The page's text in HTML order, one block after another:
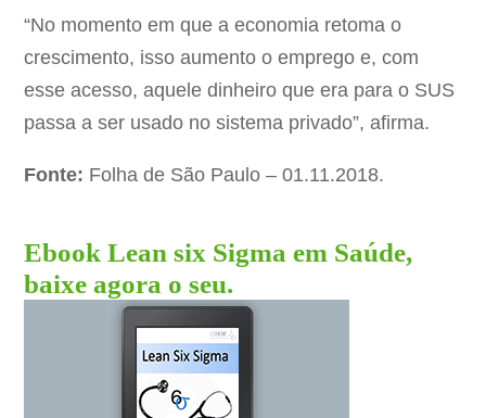
“No momento em que a economia retoma o
crescimento, isso aumento o emprego e, com
esse acesso, aquele dinheiro que era para o SUS
passa a ser usado no sistema privado”, afirma.
Fonte: Folha de São Paulo – 01.11.2018.
Ebook Lean six Sigma em Saúde,
baixe agora o seu.